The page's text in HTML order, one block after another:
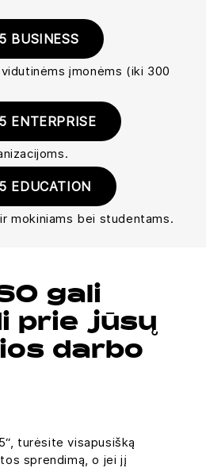
BUSINESS
įmonėms (iki 300
ENTERPRISE
EDUCATION
mokiniams bei studentams.
gali
prie jūsų
darbo
turėsite visapusišką
sprendimą, o jei jį